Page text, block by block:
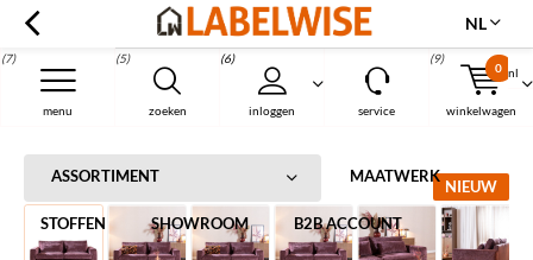
nl
zoeken
(5)
inloggen
(6)
menu
(7)
service winkelwagen
0
(9)
Menu
NL
ASSORTIMENT MAATWERK
STOFFEN SHOWROOM B2B ACCOUNT
Home 3-zitsbank Kyle chenille paars
NIEUW